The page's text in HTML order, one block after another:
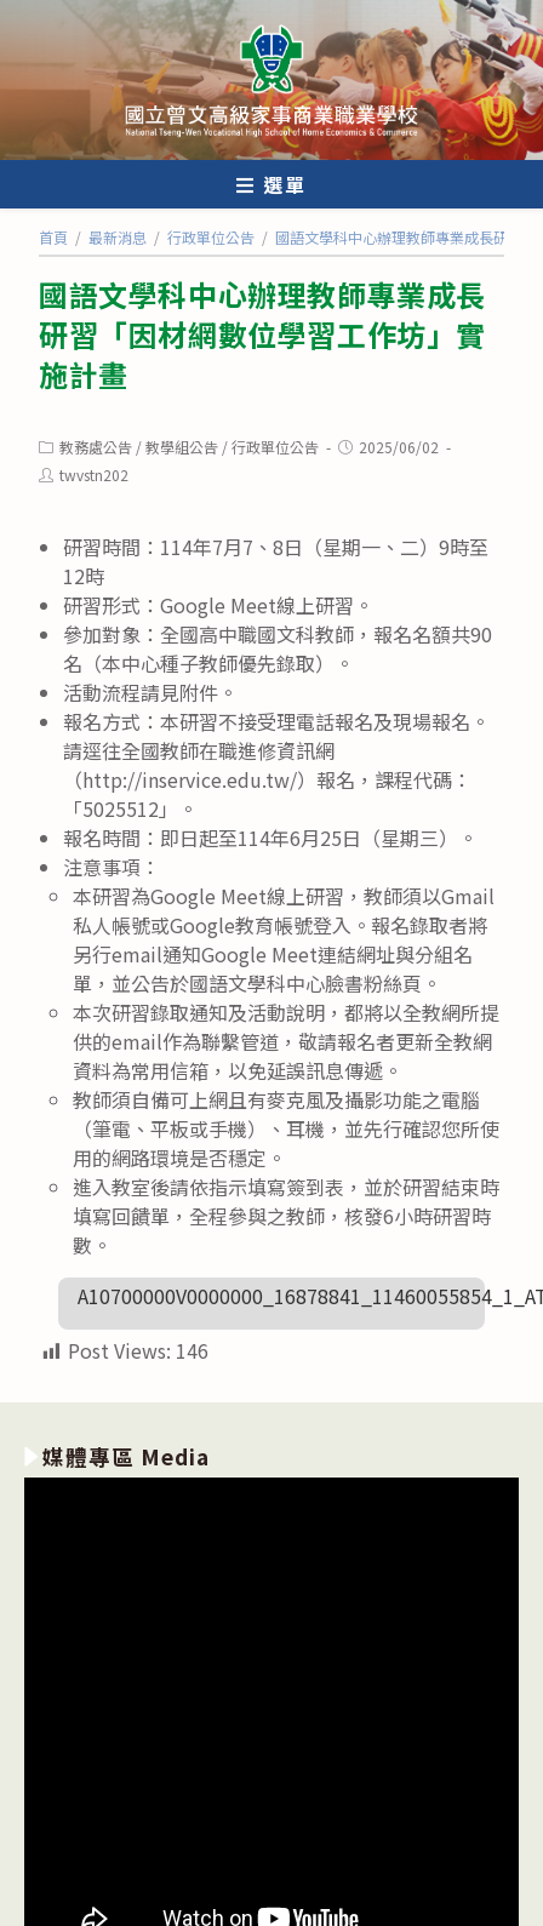
內
選單
首頁 / 最新消息 / 行政單位公告 / 國語文學科中心辦理教師專業成長研習
國語文學科中心辦理教師專業成長
研習「因材網數位學習工作坊」實
施計畫
Post
category:
教務處公告 /教學組公告 /行政單位公告
Post2025/06/02
Posttwvstn202
研習時間：114年7月7、8日（星期一、二）9時至
12時
研習形式：Google Meet線上研習。
參加對象：全國高中職國文科教師，報名名額共90
名（本中心種子教師優先錄取）。
活動流程請見附件。
報名方式：本研習不接受理電話報名及現場報名。
請逕往全國教師在職進修資訊網
（http://inservice.edu.tw/）報名，課程代碼：
「5025512」。
報名時間：即日起至114年6月25日（星期三）。
注意事項：
本研習為Google Meet線上研習，教師須以Gmail
私人帳號或Google教育帳號登入。報名錄取者將
另行email通知Google Meet連結網址與分組名
單，並公告於國語文學科中心臉書粉絲頁。
本次研習錄取通知及活動說明，都將以全教網所提
供的email作為聯繫管道，敬請報名者更新全教網
資料為常用信箱，以免延誤訊息傳遞。
教師須自備可上網且有麥克風及攝影功能之電腦
（筆電、平板或手機）、耳機，並先行確認您所使
用的網路環境是否穩定。
進入教室後請依指示填寫簽到表，並於研習結束時
填寫回饋單，全程參與之教師，核發6小時研習時
數。
Post Views: 146
媒體專區 Media